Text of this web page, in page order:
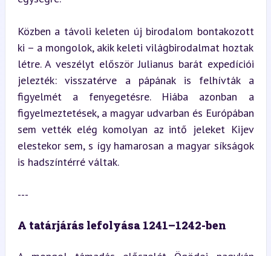
Közben a távoli keleten új birodalom bontakozott
ki – a mongolok, akik keleti világbirodalmat hoztak
létre. A veszélyt először Julianus barát expedíciói
jelezték: visszatérve a pápának is felhívták a
figyelmét a fenyegetésre. Hiába azonban a
figyelmeztetések, a magyar udvarban és Európában
sem vették elég komolyan az intő jeleket Kijev
elestekor sem, s így hamarosan a magyar síkságok
is hadszíntérré váltak.
---
A tatárjárás lefolyása 1241–1242-ben